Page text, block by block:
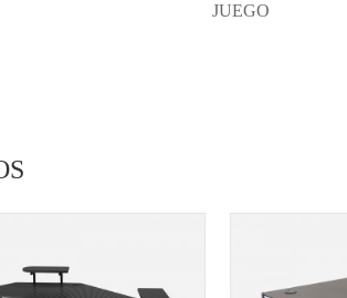
JUEGO